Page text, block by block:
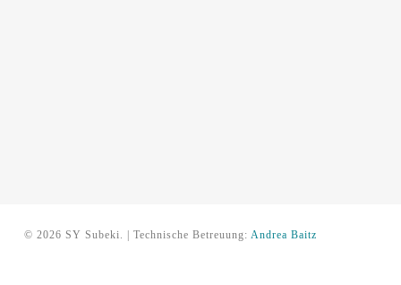
© 2026 SY Subeki. | Technische Betreuung: Andrea Baitz